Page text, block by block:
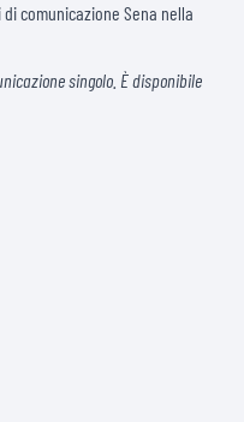
comunicazione Sena nella
singolo. È disponibile